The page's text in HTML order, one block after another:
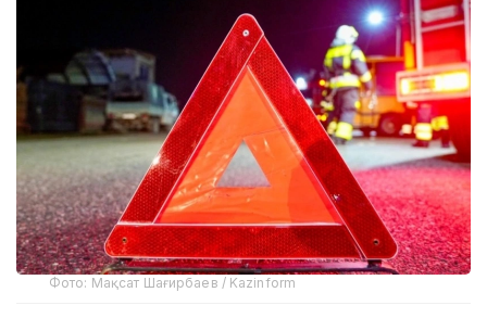
Фото: Мақсат Шағирбаев / Kazinform